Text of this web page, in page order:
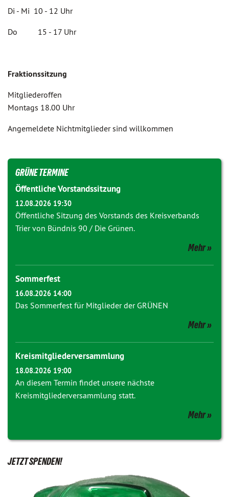
Di - Mi 10 - 12 Uhr
Do 15 - 17 Uhr
Fraktionssitzung
Mitgliederoffen
Montags 18.00 Uhr
Angemeldete Nichtmitglieder sind willkommen
GRÜNE TERMINE
Öffentliche Vorstandssitzung
12.08.2026 19:30
Öffentliche Sitzung des Vorstands des Kreisverbands
Trier von Bündnis 90 / Die Grünen.
Mehr
Sommerfest
16.08.2026 14:00
Das Sommerfest für Mitglieder der GRÜNEN
Mehr
Kreismitgliederversammlung
18.08.2026 19:00
An diesem Termin findet unsere nächste
Kreismitgliederversammlung statt.
Mehr
JETZT SPENDEN!